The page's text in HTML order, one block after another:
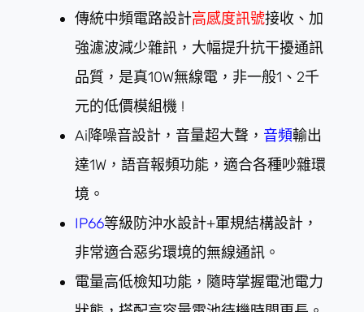
傳統中頻電路設計高感度訊號接收、加
強濾波減少雜訊，大幅提升抗干擾通訊
品質，是真10W無線電，非一般1、2千
元的低價模組機 !
Ai降噪音設計，音量超大聲， 音頻輸出
達1W，語音報頻功能，適合各種吵雜環
境。
IP66等級防沖水設計+軍規結構設計，
非常適合惡劣環境的無線通訊。
電量高低檢知功能，隨時掌握電池電力